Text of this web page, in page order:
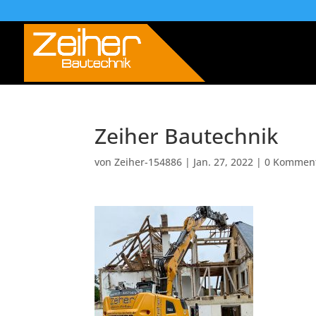
Zeiher Bautechnik
vonZeiher-154886 | Jan. 27, 2022 |0